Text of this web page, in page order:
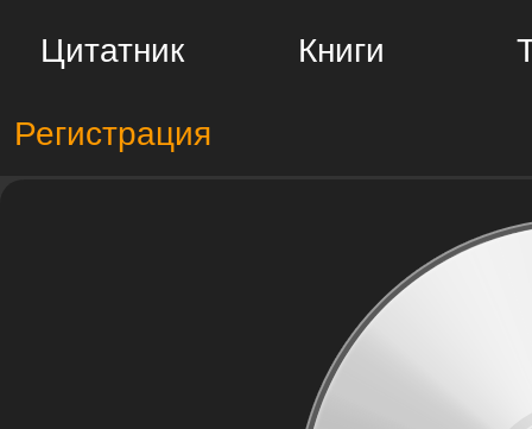
Цитатник Книги
Регистрация